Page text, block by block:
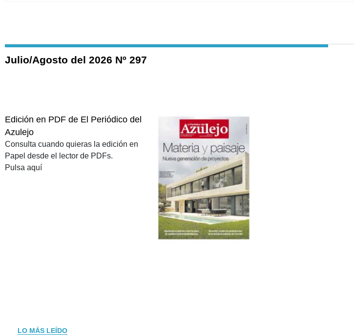
Julio/Agosto del 2026 Nº 297
Edición en PDF de El Periódico del
Azulejo
Consulta cuando quieras la edición en
Papel desde el lector de PDFs.
Pulsa aquí
LO MÁS LEÍDO